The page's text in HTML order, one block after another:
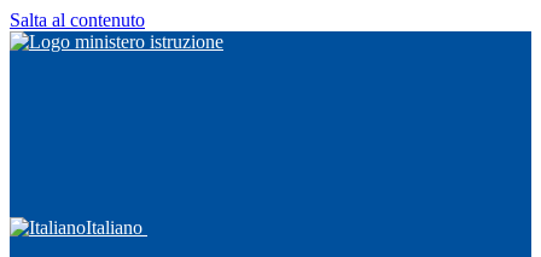
Salta al contenuto
Italiano